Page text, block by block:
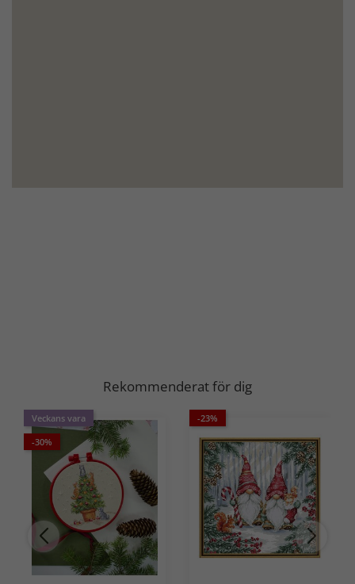
Handla nu →
Rekommenderat för dig
Veckans vara
-30%
-23%